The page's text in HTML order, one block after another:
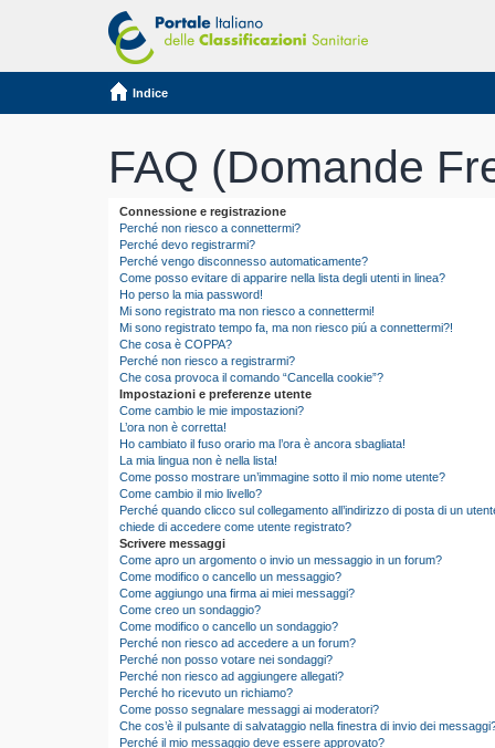
Indice
FAQ (Domande
Connessione e registrazione
Perché non riesco a connettermi?
Perché devo registrarmi?
Perché vengo disconnesso automaticamente?
Come posso evitare di apparire nella lista degli utenti in linea?
Ho perso la mia password!
Mi sono registrato ma non riesco a connettermi!
Mi sono registrato tempo fa, ma non riesco piú a connettermi?!
Che cosa è COPPA?
Perché non riesco a registrarmi?
Che cosa provoca il comando “Cancella cookie”?
Impostazioni e preferenze utente
Come cambio le mie impostazioni?
L’ora non è corretta!
Ho cambiato il fuso orario ma l’ora è ancora sbagliata!
La mia lingua non è nella lista!
Come posso mostrare un’immagine sotto il mio nome utente?
Come cambio il mio livello?
Perché quando clicco sul collegamento all’indirizzo di posta di un
chiede di accedere come utente registrato?
Scrivere messaggi
Come apro un argomento o invio un messaggio in un forum?
Come modifico o cancello un messaggio?
Come aggiungo una firma ai miei messaggi?
Come creo un sondaggio?
Come modifico o cancello un sondaggio?
Perché non riesco ad accedere a un forum?
Perché non posso votare nei sondaggi?
Perché non riesco ad aggiungere allegati?
Perché ho ricevuto un richiamo?
Come posso segnalare messaggi ai moderatori?
Che cos’è il pulsante di salvataggio nella finestra di invio dei
Perché il mio messaggio deve essere approvato?